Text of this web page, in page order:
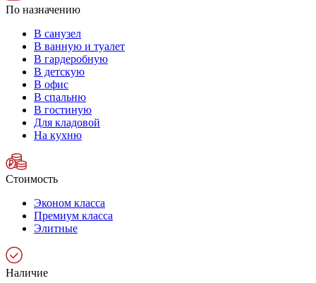
По назначению
В санузел
В ванную и туалет
В гардеробную
В детскую
В офис
В спальню
В гостиную
Для кладовой
На кухню
Стоимость
Эконом класса
Премиум класса
Элитные
Наличие